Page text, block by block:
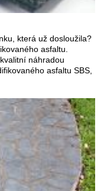
která už dosloužila?
asfaltu.
náhradou
asfaltu SBS,